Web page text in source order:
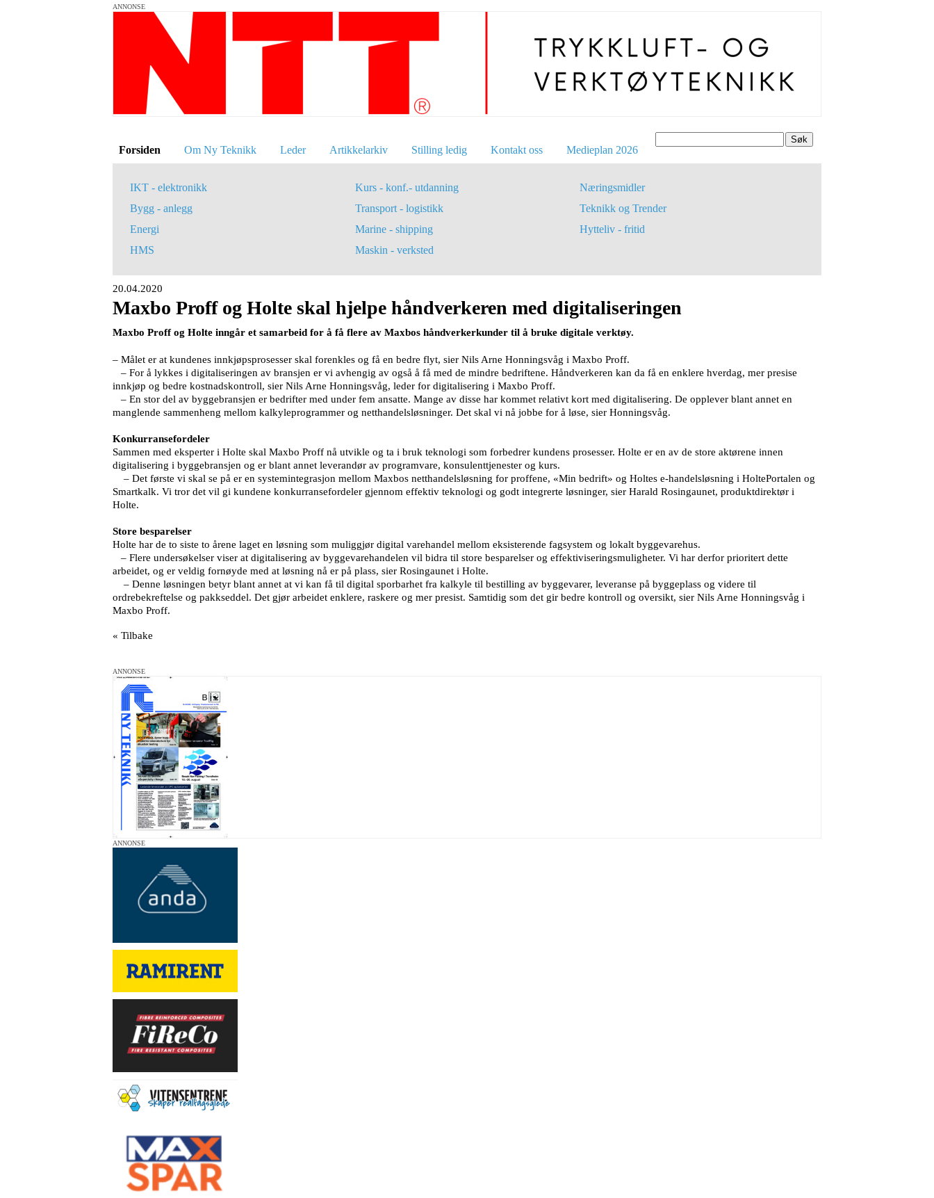
ANNONSE
Søk
Forsiden Om Ny Teknikk Leder Artikkelarkiv Stilling ledig Kontakt oss Medieplan 2026
IKT - elektronikk
Bygg - anlegg
Energi
HMS
Kurs - konf.- utdanning
Transport - logistikk
Marine - shipping
Maskin - verksted
Næringsmidler
Teknikk og Trender
Hytteliv - fritid
20.04.2020
Maxbo Proff og Holte skal hjelpe håndverkeren med digitaliseringen
Maxbo Proff og Holte inngår et samarbeid for å få flere av Maxbos håndverkerkunder til å bruke digitale verktøy.
– Målet er at kundenes innkjøpsprosesser skal forenkles og få en bedre flyt, sier Nils Arne Honningsvåg i Maxbo Proff.
– For å lykkes i digitaliseringen av bransjen er vi avhengig av også å få med de mindre bedriftene. Håndverkeren kan da få en enklere hverdag, mer presise
innkjøp og bedre kostnadskontroll, sier Nils Arne Honningsvåg, leder for digitalisering i Maxbo Proff.
– En stor del av byggebransjen er bedrifter med under fem ansatte. Mange av disse har kommet relativt kort med digitalisering. De opplever blant annet en
manglende sammenheng mellom kalkyleprogrammer og netthandelsløsninger. Det skal vi nå jobbe for å løse, sier Honningsvåg.
Konkurransefordeler
Sammen med eksperter i Holte skal Maxbo Proff nå utvikle og ta i bruk teknologi som forbedrer kundens prosesser. Holte er en av de store aktørene innen
digitalisering i byggebransjen og er blant annet leverandør av programvare, konsulenttjenester og kurs.
– Det første vi skal se på er en systemintegrasjon mellom Maxbos netthandelsløsning for proffene, «Min bedrift» og Holtes e-handelsløsning i HoltePortalen og
Smartkalk. Vi tror det vil gi kundene konkurransefordeler gjennom effektiv teknologi og godt integrerte løsninger, sier Harald Rosingaunet, produktdirektør i
Holte.
Store besparelser
Holte har de to siste to årene laget en løsning som muliggjør digital varehandel mellom eksisterende fagsystem og lokalt byggevarehus.
– Flere undersøkelser viser at digitalisering av byggevarehandelen vil bidra til store besparelser og effektiviseringsmuligheter. Vi har derfor prioritert dette
arbeidet, og er veldig fornøyde med at løsning nå er på plass, sier Rosingaunet i Holte.
– Denne løsningen betyr blant annet at vi kan få til digital sporbarhet fra kalkyle til bestilling av byggevarer, leveranse på byggeplass og videre til
ordrebekreftelse og pakkseddel. Det gjør arbeidet enklere, raskere og mer presist. Samtidig som det gir bedre kontroll og oversikt, sier Nils Arne Honningsvåg i
Maxbo Proff.
« Tilbake
ANNONSE
ANNONSE